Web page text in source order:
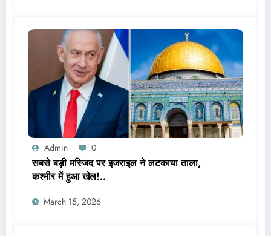
Admin 0
सबसे बड़ी मस्जिद पर इजराइल ने लटकाया ताला,
कश्मीर में हुआ खेल!..
March 15, 2026